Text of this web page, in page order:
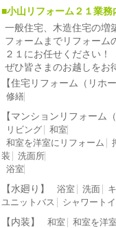
■小山リフォーム２１業務
一般住宅、木造住宅の増
フォームまでリフォーム
２１にお任せください！
ぜひ皆さまのお越しをお
【住宅リフォーム（リホ
修繕
【マンションリフォーム
リビング
和室
和室を洋室にリフォーム
装
洗面所
浴室
【水廻り】 浴室 洗面
ユニットバス
シャワート
【内装】 和室
和室を洋